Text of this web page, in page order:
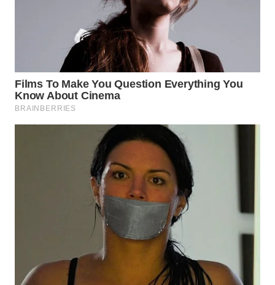
BOROBUDUR
WN
MADURA